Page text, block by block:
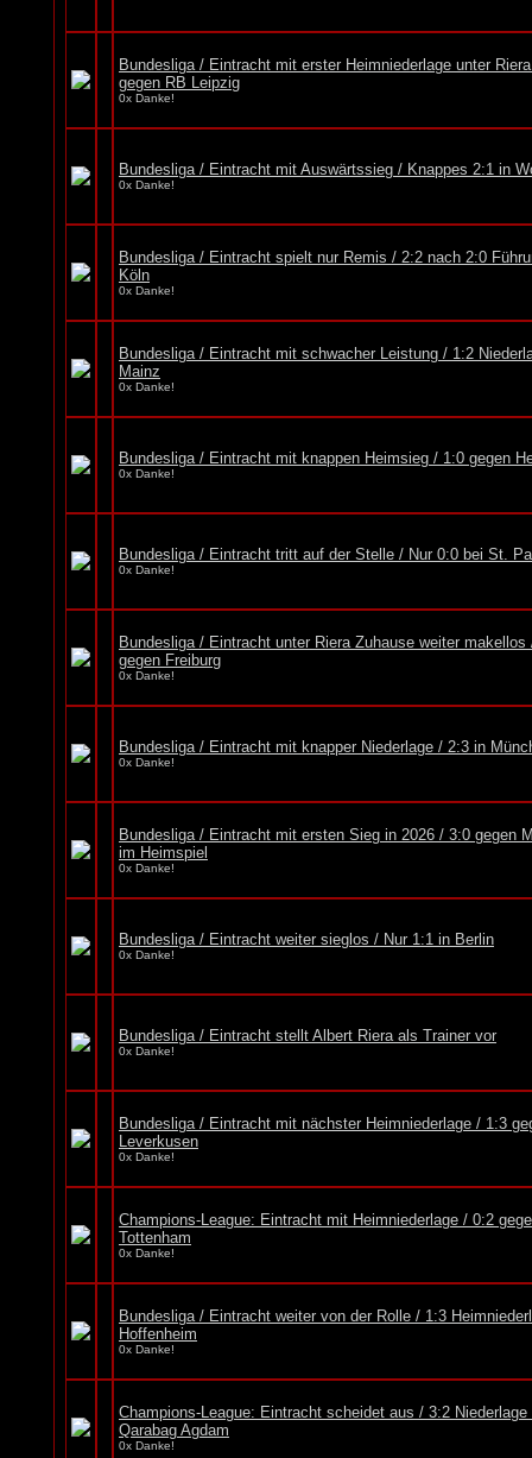
Bundesliga / Eintracht mit erster Heimniederlage unter
gegen RB Leipzig
0x Danke!
Bundesliga / Eintracht mit Auswärtssieg / Knappes 2:1 in
0x Danke!
Bundesliga / Eintracht spielt nur Remis / 2:2 nach 2:0
Köln
0x Danke!
Bundesliga / Eintracht mit schwacher Leistung / 1:2
Mainz
0x Danke!
Bundesliga / Eintracht mit knappen Heimsieg / 1:0 gegen
0x Danke!
Bundesliga / Eintracht tritt auf der Stelle / Nur 0:0 bei St.
0x Danke!
Bundesliga / Eintracht unter Riera Zuhause weiter makellos
gegen Freiburg
0x Danke!
Bundesliga / Eintracht mit knapper Niederlage / 2:3 in
0x Danke!
Bundesliga / Eintracht mit ersten Sieg in 2026 / 3:0 gegen
im Heimspiel
0x Danke!
Bundesliga / Eintracht weiter sieglos / Nur 1:1 in Berlin
0x Danke!
Bundesliga / Eintracht stellt Albert Riera als Trainer vor
0x Danke!
Bundesliga / Eintracht mit nächster Heimniederlage / 1:3
Leverkusen
0x Danke!
Champions-League: Eintracht mit Heimniederlage / 0:2
Tottenham
0x Danke!
Bundesliga / Eintracht weiter von der Rolle / 1:3
Hoffenheim
0x Danke!
Champions-League: Eintracht scheidet aus / 3:2 Niederlage
Qarabag Agdam
0x Danke!